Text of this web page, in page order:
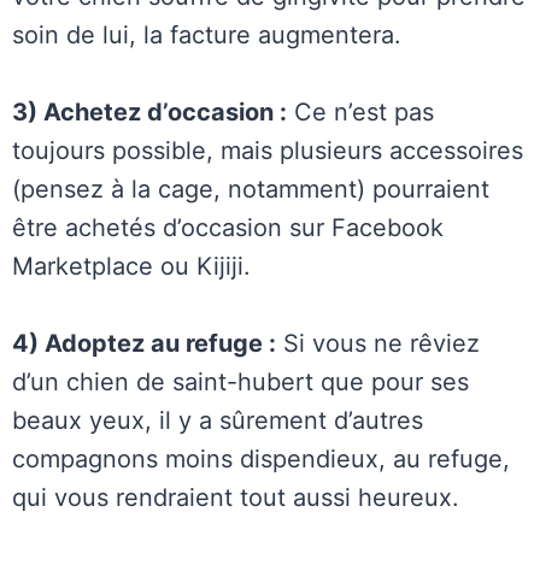
soin de lui, la facture augmentera.
3) Achetez d’occasion : Ce n’est pas
toujours possible, mais plusieurs accessoires
(pensez à la cage, notamment) pourraient
être achetés d’occasion sur Facebook
Marketplace ou Kijiji.
4) Adoptez au refuge : Si vous ne rêviez
d’un chien de saint-hubert que pour ses
beaux yeux, il y a sûrement d’autres
compagnons moins dispendieux, au refuge,
qui vous rendraient tout aussi heureux.